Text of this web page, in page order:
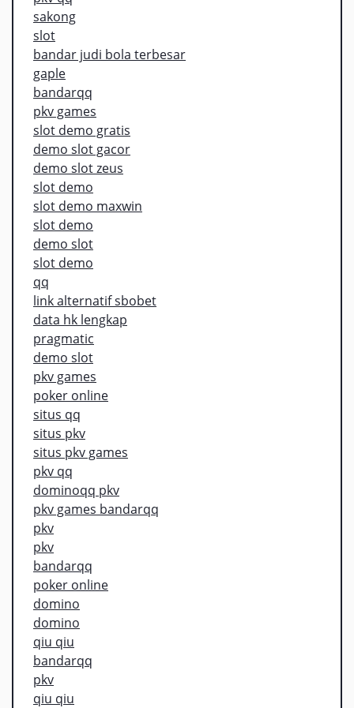
sakong
slot
bandar judi bola terbesar
gaple
bandarqq
pkv games
slot demo gratis
demo slot gacor
demo slot zeus
slot demo
slot demo maxwin
slot demo
demo slot
slot demo
qq
link alternatif sbobet
data hk lengkap
pragmatic
demo slot
pkv games
poker online
situs qq
situs pkv
situs pkv games
pkv qq
dominoqq pkv
pkv games bandarqq
pkv
pkv
bandarqq
poker online
domino
domino
qiu qiu
bandarqq
pkv
qiu qiu